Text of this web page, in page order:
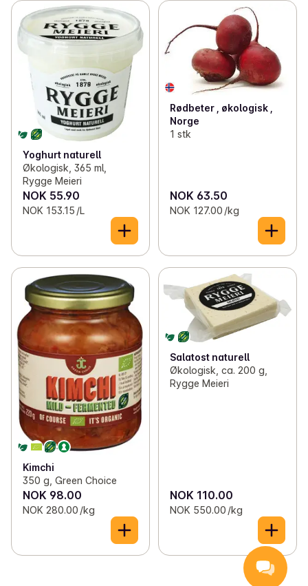
Yoghurt naturell
Økologisk, 365 ml,
Rygge Meieri
NOK 55.90
NOK 153.15 /L
Rødbeter , økologisk ,
Norge
1 stk
NOK 63.50
NOK 127.00 /kg
Kimchi
350 g, Green Choice
NOK 98.00
NOK 280.00 /kg
Salatost naturell
Økologisk, ca. 200 g,
Rygge Meieri
NOK 110.00
NOK 550.00 /kg